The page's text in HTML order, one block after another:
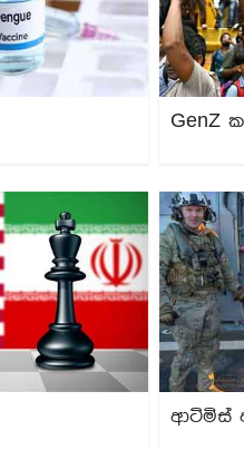
GenZ
ආටිමිස්